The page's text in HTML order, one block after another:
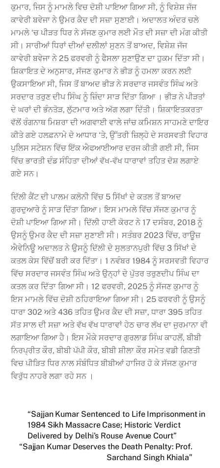
ਕੁਮਾਰ, ਜਿਸ ਨੂੰ ਮਾਮਲੇ ਵਿਚ ਦੋਸ਼ੀ ਪਾਇਆ ਗਿਆ ਸੀ, ਨੂੰ ਵਿਸ਼ੇਸ਼ ਜੱਜ
ਕਾਵੇਰੀ ਬਵੇਜਾ ਨੇ ਉਮਰ ਕੈਦ ਦੀ ਸਜ਼ਾ ਸੁਣਾਈ। ਅਦਾਲਤ ਅੰਦਰ ਚਲੇ
ਮਾਮਲੇ ‘ਚ ਪੀੜਤ ਧਿਰ ਨੇ ਸੱਜਣ ਕੁਮਾਰ ਲਈ ਮੌਤ ਦੀ ਸਜ਼ਾ ਦੀ ਮੰਗ ਕੀਤੀ
ਸੀ। ਸਾਰੀਆਂ ਧਿਰਾਂ ਦੀਆਂ ਦਲੀਲਾਂ ਸੁਣਨ ਤੋਂ ਬਾਅਦ, ਵਿਸ਼ੇਸ਼ ਜੱਜ
ਕਾਵੇਰੀ ਬਵੇਜਾ ਨੇ 25 ਫਰਵਰੀ ਨੂੰ ਫੈਸਲਾ ਸੁਣਾਉਣ ਦਾ ਹੁਕਮ ਦਿੱਤਾ ਸੀ।
ਸ਼ਿਕਾਇਤ ਦੇ ਅਨੁਸਾਰ, ਸੱਜਣ ਕੁਮਾਰ ਨੇ ਭੀੜ ਨੂੰ ਹਮਲਾ ਕਰਨ ਲਈ
ਉਕਸਾਇਆ ਸੀ, ਜਿਸ ਤੋਂ ਬਾਅਦ ਭੀੜ ਨੇ ਸਰਦਾਰ ਜਸਵੰਤ ਸਿੰਘ ਅਤੇ
ਸਰਦਾਰ ਤਰੁਣ ਦੀਪ ਸਿੰਘ ਨੂੰ ਜ਼ਿੰਦਾ ਸਾੜ ਦਿੱਤਾ ਗਿਆ । ਭੀੜ ਨੇ ਪੀੜਤਾਂ
ਦੇ ਘਰਾਂ ਦੀ ਭੰਨਤੋੜ, ਲੁੱਟਮਾਰ ਅਤੇ ਅੱਗ ਲਗਾ ਦਿੱਤੀ। ਸ਼ਿਕਾਇਤਕਰਤਾ
ਵੱਲੋਂ ਰੰਗਨਾਥ ਮਿਸ਼ਰਾ ਦੀ ਅਗਵਾਈ ਵਾਲੇ ਜਾਂਚ ਕਮਿਸ਼ਨ ਸਾਹਮਣੇ ਦਾਇਰ
ਕੀਤੇ ਗਏ ਹਲਫ਼ਨਾਮੇ ਦੇ ਆਧਾਰ ‘ਤੇ, ਉੱਤਰੀ ਜ਼ਿਲ੍ਹੇ ਦੇ ਸਰਸਵਤੀ ਵਿਹਾਰ
ਪੁਲਿਸ ਸਟੇਸ਼ਨ ਵਿੱਚ ਇੱਕ ਐਫਆਈਆਰ ਦਰਜ ਕੀਤੀ ਗਈ ਸੀ, ਜਿਸ
ਵਿੱਚ ਭਾਰਤੀ ਦੰਡ ਸੰਹਿਤਾ ਦੀਆਂ ਵੱਖ-ਵੱਖ ਧਾਰਾਵਾਂ ਤਹਿਤ ਦੋਸ਼ ਲਗਾਏ
ਗਏ ਸਨ।
ਦਿੱਲੀ ਕੈਂਟ ਦੀ ਪਾਲਮ ਕਲੋਨੀ ਵਿੱਚ 5 ਸਿੱਖਾਂ ਦੇ ਕਤਲ ਤੋਂ ਬਾਅਦ
ਗੁਰਦੁਆਰੇ ਨੂੰ ਸਾੜ ਦਿੱਤਾ ਗਿਆ। ਇਸ ਮਾਮਲੇ ਵਿੱਚ ਸੱਜਣ ਕੁਮਾਰ ਨੂੰ
ਦੋਸ਼ੀ ਪਾਇਆ ਗਿਆ ਸੀ। ਦਿੱਲੀ ਹਾਈ ਕੋਰਟ ਨੇ 17 ਦਸੰਬਰ, 2018 ਨੂੰ
ਉਸਨੂੰ ਉਮਰ ਕੈਦ ਦੀ ਸਜ਼ਾ ਸੁਣਾਈ ਸੀ। ਸਤੰਬਰ 2023 ਵਿੱਚ, ਰਾਊਜ਼
ਐਵੇਨਿਊ ਅਦਾਲਤ ਨੇ ਉਸਨੂੰ ਦਿੱਲੀ ਦੇ ਸੁਲਤਾਨਪੁਰੀ ਵਿੱਚ 3 ਸਿੱਖਾਂ ਦੇ
ਕਤਲ ਕੇਸ ਵਿੱਚੋਂ ਬਰੀ ਕਰ ਦਿੱਤਾ। 1 ਨਵੰਬਰ 1984 ਨੂੰ ਸਰਸਵਤੀ ਵਿਹਾਰ
ਵਿੱਚ ਸਰਦਾਰ ਜਸਵੰਤ ਸਿੰਘ ਅਤੇ ਉਨ੍ਹਾਂ ਦੇ ਪੁੱਤਰ ਤਰੁਣਦੀਪ ਸਿੰਘ ਦਾ
ਕਤਲ ਕਰ ਦਿੱਤਾ ਗਿਆ ਸੀ। 12 ਫਰਵਰੀ, 2025 ਨੂੰ ਸੱਜਣ ਕੁਮਾਰ ਨੂੰ
ਇਸ ਮਾਮਲੇ ਵਿੱਚ ਦੋਸ਼ੀ ਠਹਿਰਾਇਆ ਗਿਆ ਸੀ। 25 ਫਰਵਰੀ ਨੂੰ ਉਸਨੂੰ
ਧਾਰਾ 302 ਅਤੇ 436 ਤਹਿਤ ਉਮਰ ਕੈਦ ਦੀ ਸਜ਼ਾ, ਧਾਰਾ 395 ਤਹਿਤ
ਸੱਤ ਸਾਲ ਦੀ ਸਜ਼ਾ ਅਤੇ ਵੱਖ ਵੱਖ ਧਾਰਾਵਾਂ ਹੇਠ ਚਾਰ ਲੱਖ ਦਾ ਜੁਰਮਾਨਾ ਵੀ
ਲਗਾਇਆ ਗਿਆ ਹੈ। ਇਸ ਮੌਕੇ ਸਰਦਾਰ ਗੁਰਲਾਡ ਸਿੰਘ ਕਾਹਲੋਂ, ਬੀਬੀ
ਨਿਰਪ੍ਰੀਤ ਕੌਰ, ਬੀਬੀ ਪੱਪੀ ਕੌਰ, ਬੀਬੀ ਸ਼ੀਲਾ ਕੌਰ ਸਮੇਤ ਵਡੀ ਗਿਣਤੀ
ਵਿਚ ਪੀੜਿਤ ਧਿਰ ਨਾਲ ਸੰਬੰਧਿਤ ਬੀਬੀਆਂ ਹਾਜਿਰ ਹੋ ਕੇ ਸੱਜਣ ਕੁਮਾਰ
ਵਿਰੁੱਧ ਨਾਹਰੇ ਲਗਾ ਰਹੇ ਸਨ ।
“Sajjan Kumar Sentenced to Life Imprisonment in
1984 Sikh Massacre Case; Historic Verdict
Delivered by Delhi’s Rouse Avenue Court”
“Sajjan Kumar Deserves the Death Penalty: Prof.
Sarchand Singh Khiala”